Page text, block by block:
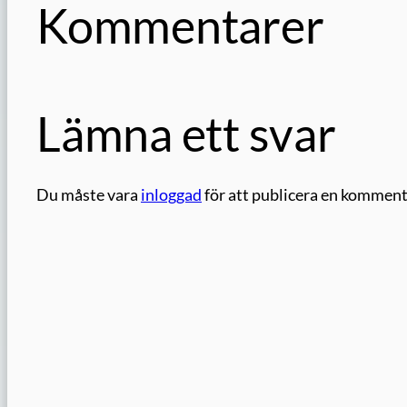
Kommentarer
Lämna ett svar
Du måste vara inloggadför att publicera en